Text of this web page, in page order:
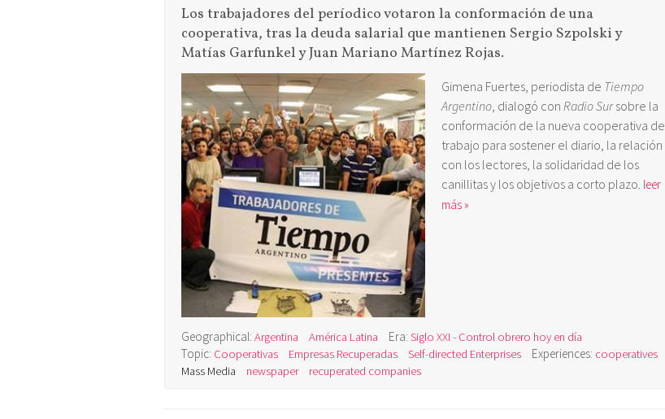
Los trabajadores del períodico votaron la conformación de una
cooperativa, tras la deuda salarial que mantienen Sergio Szpolski y
Matías Garfunkel y Juan Mariano Martínez Rojas.
Gimena Fuertes, periodista de Tiempo
Argentino , dialogó con Radio Sursobre la
conformación de la nueva cooperativa de
trabajo para sostener el diario, la relación
con los lectores, la solidaridad de los
canillitas y los objetivos a corto plazo. leer
más »
Geographical: Argentina América Latina Era: Siglo XXI - Control obrero hoy en día
Topic: Cooperativas Empresas Recuperadas Self-directed Enterprises Experiences: cooperatives
Mass Media
newspaper recuperated companies